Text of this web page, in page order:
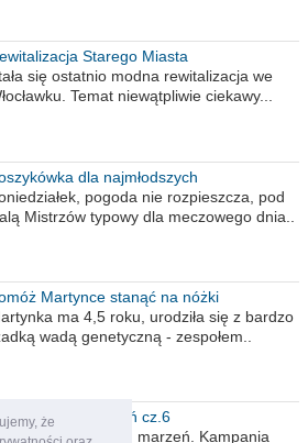
że
Starego Miasta
się ostatnio modna rewitalizacja we
Temat niewątpliwie ciekawy...
dla najmłodszych
pogoda nie rozpieszcza, pod
Mistrzów typowy dla meczowego dnia..
Martynce stanąć na nóżki
ma 4,5 roku, urodziła się z bardzo
wadą genetyczną - zespołem..
moich marzeń cz.6
kres moich marzeń. Kampania